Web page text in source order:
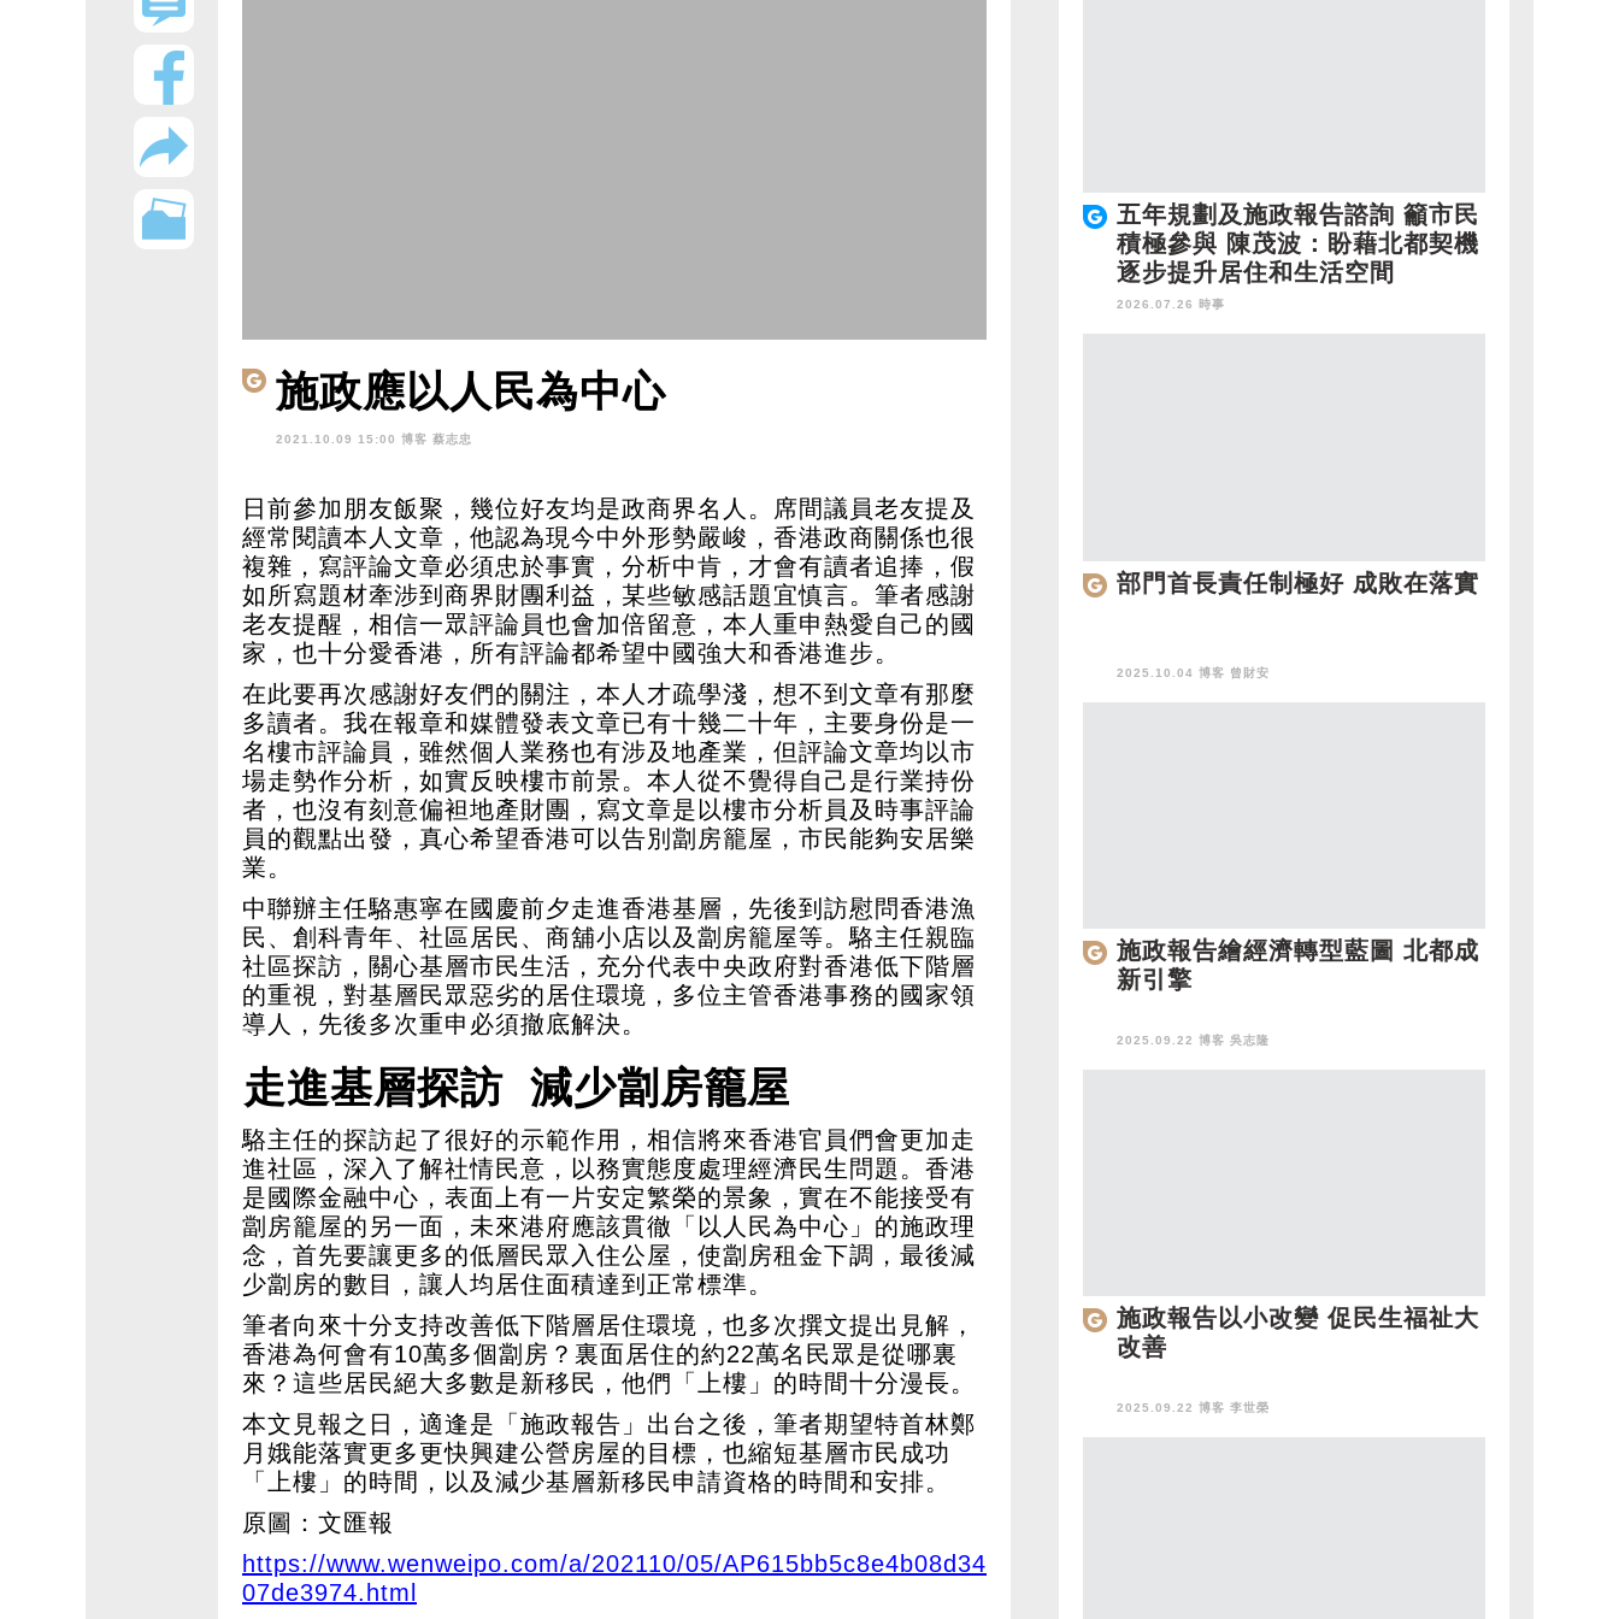
施政應以人民為中心
2021.10.09 15:00 博客 蔡志忠
日前參加朋友飯聚，幾位好友均是政商界名人。席間議員老友提及
經常閱讀本人文章，他認為現今中外形勢嚴峻，香港政商關係也很
複雜，寫評論文章必須忠於事實，分析中肯，才會有讀者追捧，假
如所寫題材牽涉到商界財團利益，某些敏感話題宜慎言。筆者感謝
老友提醒，相信一眾評論員也會加倍留意，本人重申熱愛自己的國
家，也十分愛香港，所有評論都希望中國強大和香港進步。
在此要再次感謝好友們的關注，本人才疏學淺，想不到文章有那麼
多讀者。我在報章和媒體發表文章已有十幾二十年，主要身份是一
名樓市評論員，雖然個人業務也有涉及地產業，但評論文章均以市
場走勢作分析，如實反映樓市前景。本人從不覺得自己是行業持份
者，也沒有刻意偏袒地產財團，寫文章是以樓市分析員及時事評論
員的觀點出發，真心希望香港可以告別劏房籠屋，市民能夠安居樂
業。
中聯辦主任駱惠寧在國慶前夕走進香港基層，先後到訪慰問香港漁
民、創科青年、社區居民、商舖小店以及劏房籠屋等。駱主任親臨
社區探訪，關心基層市民生活，充分代表中央政府對香港低下階層
的重視，對基層民眾惡劣的居住環境，多位主管香港事務的國家領
導人，先後多次重申必須撤底解決。
走進基層探訪 減少劏房籠屋
駱主任的探訪起了很好的示範作用，相信將來香港官員們會更加走
進社區，深入了解社情民意，以務實態度處理經濟民生問題。香港
是國際金融中心，表面上有一片安定繁榮的景象，實在不能接受有
劏房籠屋的另一面，未來港府應該貫徹「以人民為中心」的施政理
念，首先要讓更多的低層民眾入住公屋，使劏房租金下調，最後減
少劏房的數目，讓人均居住面積達到正常標準。
筆者向來十分支持改善低下階層居住環境，也多次撰文提出見解，
香港為何會有10萬多個劏房？裏面居住的約22萬名民眾是從哪裏
來？這些居民絕大多數是新移民，他們「上樓」的時間十分漫長。
本文見報之日，適逢是「施政報告」出台之後，筆者期望特首林鄭
月娥能落實更多更快興建公營房屋的目標，也縮短基層市民成功
「上樓」的時間，以及減少基層新移民申請資格的時間和安排。
原圖：文匯報
https://www.wenweipo.com/a/202110/05/AP615bb5c8e4b08d34
07de3974.html
五年規劃及施政報告諮詢 籲市民
積極參與 陳茂波：盼藉北都契機
逐步提升居住和生活空間
2026.07.26 時事
部門首長責任制極好 成敗在落實
2025.10.04 博客 曾財安
施政報告繪經濟轉型藍圖 北都成
新引擎
2025.09.22 博客 吳志隆
施政報告以小改變 促民生福祉大
改善
2025.09.22 博客 李世榮